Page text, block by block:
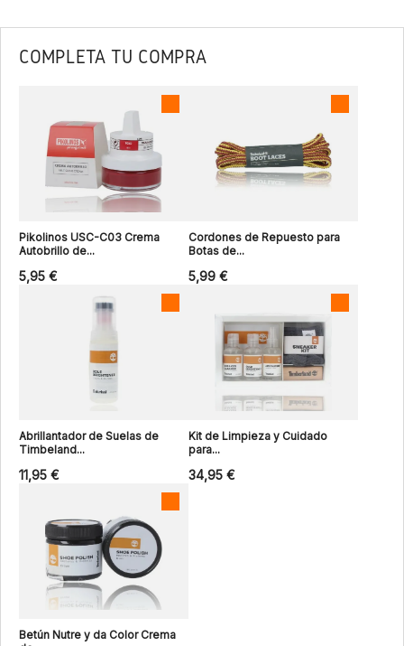
COMPLETA TU COMPRA
Pikolinos USC-C03 Crema
Autobrillo de...
5,95 €
Cordones de Repuesto para
Botas de...
5,99 €
Abrillantador de Suelas de
Timbeland...
11,95 €
Kit de Limpieza y Cuidado
para...
34,95 €
Betún Nutre y da Color Crema